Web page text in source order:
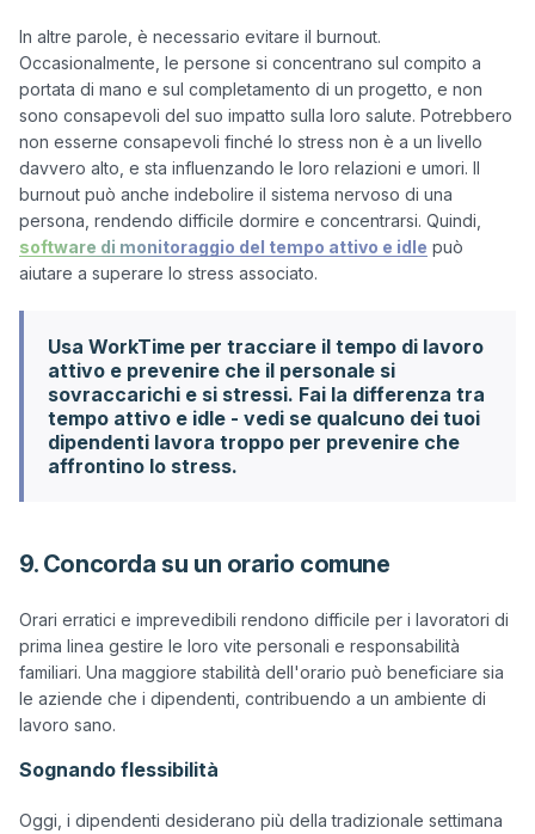
In altre parole, è necessario evitare il burnout.
Occasionalmente, le persone si concentrano sul compito a
portata di mano e sul completamento di un progetto, e non
sono consapevoli del suo impatto sulla loro salute. Potrebbero
non esserne consapevoli finché lo stress non è a un livello
davvero alto, e sta influenzando le loro relazioni e umori. Il
burnout può anche indebolire il sistema nervoso di una
software di monitoraggio del tempo attivo e idle può
Usa WorkTime per tracciare il tempo di lavoro
attivo e prevenire che il personale si
sovraccarichi e si stressi. Fai la differenza tra
tempo attivo e idle - vedi se qualcuno dei tuoi
dipendenti lavora troppo per prevenire che
affrontino lo stress.
9. Concorda su un orario comune
Orari erratici e imprevedibili rendono difficile per i lavoratori di
prima linea gestire le loro vite personali e responsabilità
familiari. Una maggiore stabilità dell'orario può beneficiare sia
le aziende che i dipendenti, contribuendo a un ambiente di
Sognando flessibilità
Oggi, i dipendenti desiderano più della tradizionale settimana